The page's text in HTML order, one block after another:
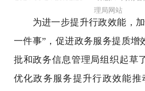
理局网站
为进一步提升行政效能，加
一件事”，促进政务服务提质增
批和政务信息管理局组织起草
优化政务服务提升行政效能推